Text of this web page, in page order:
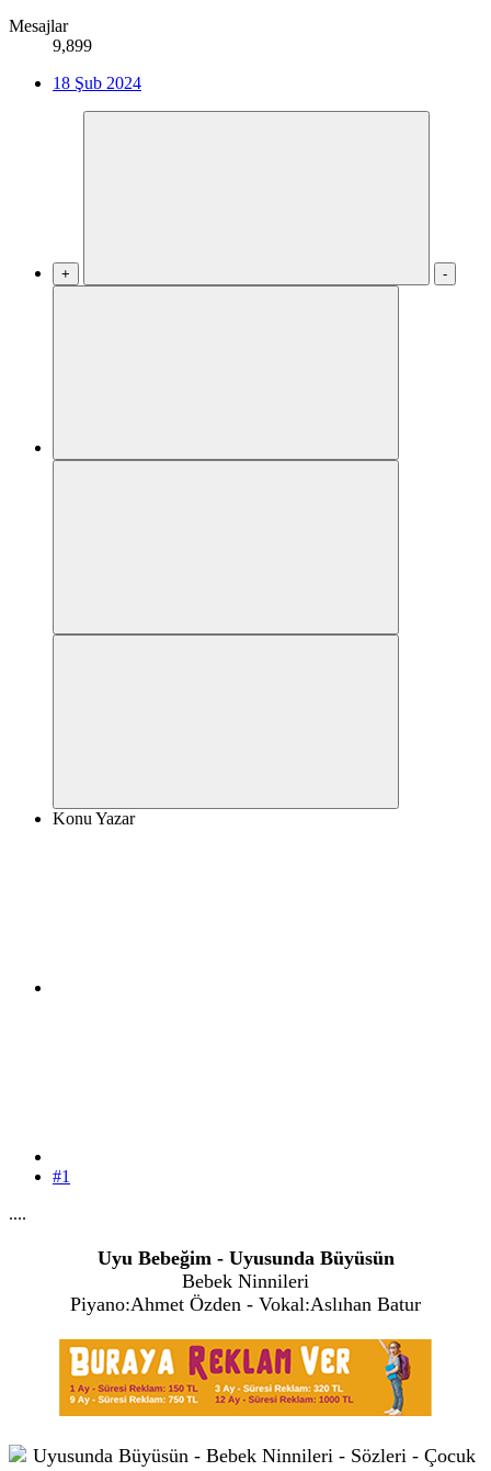
Mesajlar
9,899
18 Şub 2024
+ -
Konu Yazar
#1
....
Uyu Bebeğim - Uyusunda Büyüsün
Bebek Ninnileri
Piyano:Ahmet Özden - Vokal:Aslıhan Batur